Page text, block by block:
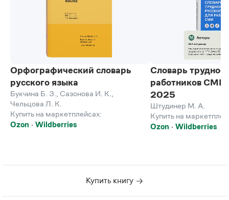
Орфографический словарь
русского языка
Букчина Б. З. Сазонова И. К.
Чельцова Л. К.
Купить на маркетплейсах:
Ozon
Wildberries
Словарь
работников
2025
Штудинер М. А.
Купить на
Ozon
Wildberries
Купить книгу